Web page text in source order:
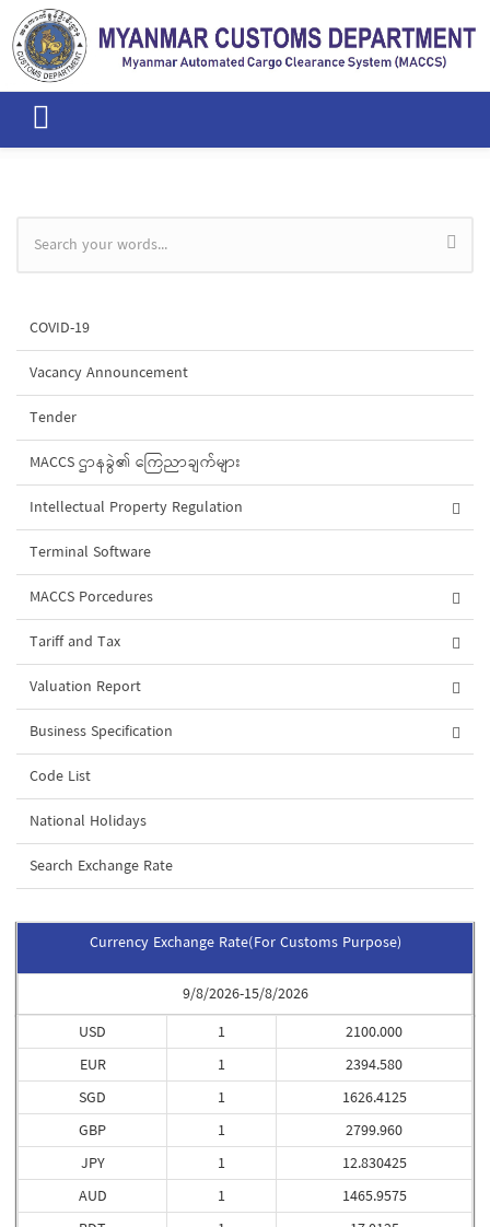
Skip to main content
Search form
COVID-19
Vacancy Announcement
Tender
MACCS ဌာနခွဲ၏ ကြေညာချက်များ
Intellectual Property Regulation
Terminal Software
MACCS Porcedures
Tariff and Tax
Valuation Report
Business Specification
Code List
National Holidays
Search Exchange Rate
Currency Exchange Rate(For Customs Purpose)
9/8/2026-15/8/2026
USD
EUR
SGD
GBP
JPY
AUD
1
1
1
1
1
1
2100.000
2394.580
1626.4125
2799.960
12.830425
1465.9575